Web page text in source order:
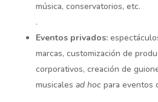
música, conservatorios, etc.
.
Eventos privados:
marcas, customización de
corporativos, creación de
musicales ad hocpara eventos